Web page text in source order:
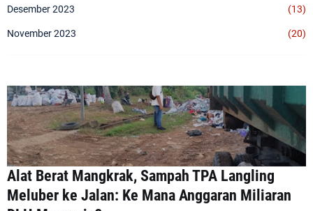
Desember 2023 (13)
November 2023 (20)
Alat Berat Mangkrak, Sampah TPA Langling
Meluber ke Jalan: Ke Mana Anggaran Miliaran